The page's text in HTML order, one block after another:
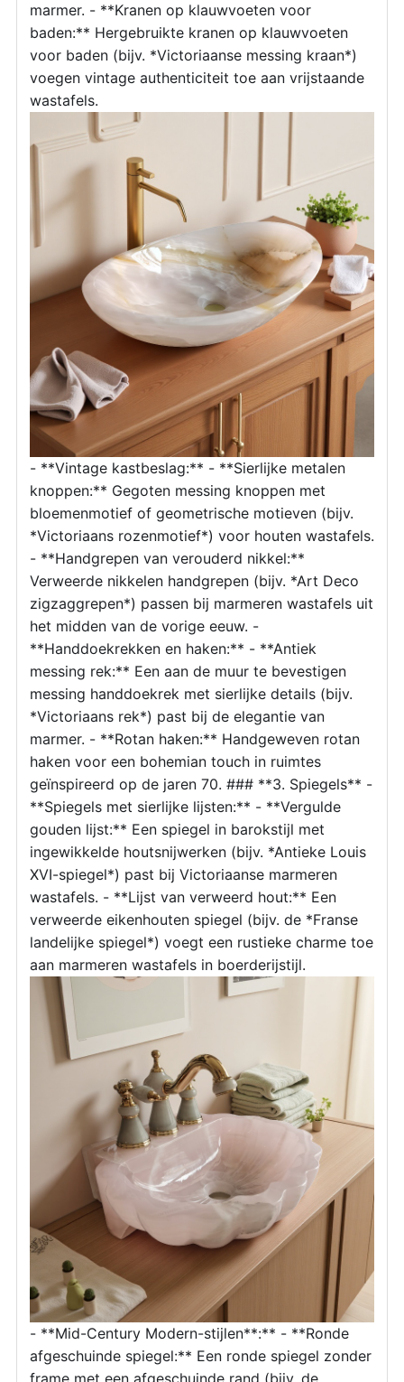
marmer. - **Kranen op klauwvoeten voor
baden:** Hergebruikte kranen op klauwvoeten
voor baden (bijv. *Victoriaanse messing kraan*)
voegen vintage authenticiteit toe aan vrijstaande
wastafels.
- **Vintage kastbeslag:** - **Sierlijke metalen
knoppen:** Gegoten messing knoppen met
bloemenmotief of geometrische motieven (bijv.
*Victoriaans rozenmotief*) voor houten wastafels.
- **Handgrepen van verouderd nikkel:**
Verweerde nikkelen handgrepen (bijv. *Art Deco
zigzaggrepen*) passen bij marmeren wastafels uit
het midden van de vorige eeuw. -
**Handdoekrekken en haken:** - **Antiek
messing rek:** Een aan de muur te bevestigen
messing handdoekrek met sierlijke details (bijv.
*Victoriaans rek*) past bij de elegantie van
marmer. - **Rotan haken:** Handgeweven rotan
haken voor een bohemian touch in ruimtes
geïnspireerd op de jaren 70. ### **3. Spiegels** -
**Spiegels met sierlijke lijsten:** - **Vergulde
gouden lijst:** Een spiegel in barokstijl met
ingewikkelde houtsnijwerken (bijv. *Antieke Louis
XVI-spiegel*) past bij Victoriaanse marmeren
wastafels. - **Lijst van verweerd hout:** Een
verweerde eikenhouten spiegel (bijv. de *Franse
landelijke spiegel*) voegt een rustieke charme toe
aan marmeren wastafels in boerderijstijl.
- **Mid-Century Modern-stijlen**:** - **Ronde
afgeschuinde spiegel:** Een ronde spiegel zonder
frame met een afgeschuinde rand (bijv. de